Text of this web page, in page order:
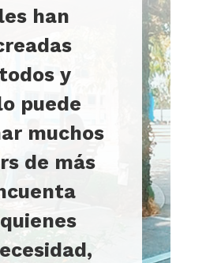
han
y
puede
muchos
de más